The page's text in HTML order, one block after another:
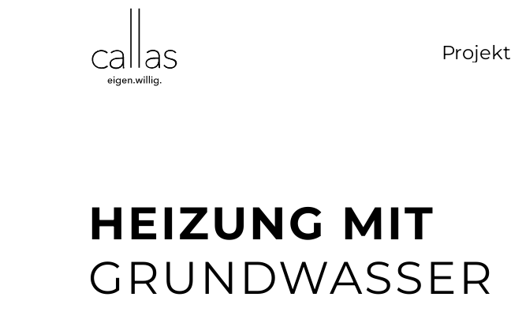
Projekt
HEIZUNG MIT
GRUNDWASSER